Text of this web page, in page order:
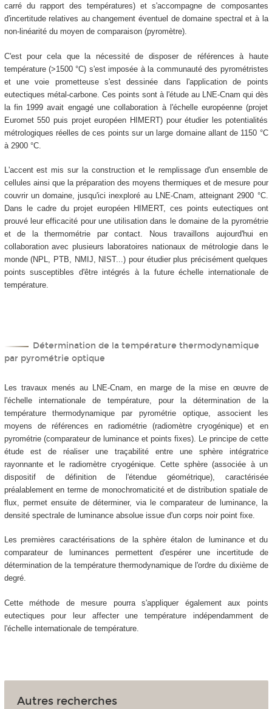
carré du rapport des températures) et s'accompagne de composantes
d'incertitude relatives au changement éventuel de domaine spectral et à la
non-linéarité du moyen de comparaison (pyromètre).
C'est pour cela que la nécessité de disposer de références à haute
température (>1500 °C) s'est imposée à la communauté des pyrométristes
et une voie prometteuse s'est dessinée dans l'application de points
eutectiques métal-carbone. Ces points sont à l'étude au LNE-Cnam qui dès
la fin 1999 avait engagé une collaboration à l'échelle européenne (projet
Euromet 550 puis projet européen HIMERT) pour étudier les potentialités
métrologiques réelles de ces points sur un large domaine allant de 1150 °C
à 2900 °C.
L'accent est mis sur la construction et le remplissage d'un ensemble de
cellules ainsi que la préparation des moyens thermiques et de mesure pour
couvrir un domaine, jusqu'ici inexploré au LNE-Cnam, atteignant 2900 °C.
Dans le cadre du projet européen HIMERT, ces points eutectiques ont
prouvé leur efficacité pour une utilisation dans le domaine de la pyrométrie
et de la thermométrie par contact. Nous travaillons aujourd'hui en
collaboration avec plusieurs laboratoires nationaux de métrologie dans le
monde (NPL, PTB, NMIJ, NIST...) pour étudier plus précisément quelques
points susceptibles d'être intégrés à la future échelle internationale de
température.
Détermination de la température thermodynamique
par pyrométrie optique
Les travaux menés au LNE-Cnam, en marge de la mise en œuvre de
l'échelle internationale de température, pour la détermination de la
température thermodynamique par pyrométrie optique, associent les
moyens de références en radiométrie (radiomètre cryogénique) et en
pyrométrie (comparateur de luminance et points fixes). Le principe de cette
étude est de réaliser une traçabilité entre une sphère intégratrice
rayonnante et le radiomètre cryogénique. Cette sphère (associée à un
dispositif de définition de l'étendue géométrique), caractérisée
préalablement en terme de monochromaticité et de distribution spatiale de
flux, permet ensuite de déterminer, via le comparateur de luminance, la
densité spectrale de luminance absolue issue d'un corps noir point fixe.
Les premières caractérisations de la sphère étalon de luminance et du
comparateur de luminances permettent d'espérer une incertitude de
détermination de la température thermodynamique de l'ordre du dixième de
degré.
Cette méthode de mesure pourra s'appliquer également aux points
eutectiques pour leur affecter une température indépendamment de
l'échelle internationale de température.
Autres recherches